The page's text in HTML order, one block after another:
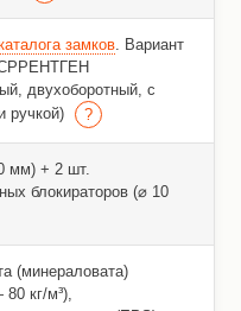
замков. Вариант
двухоборотный, с
ручкой)
мм) + 2 шт.
блокираторов (⌀ 10
(минераловата)
кг/м³),